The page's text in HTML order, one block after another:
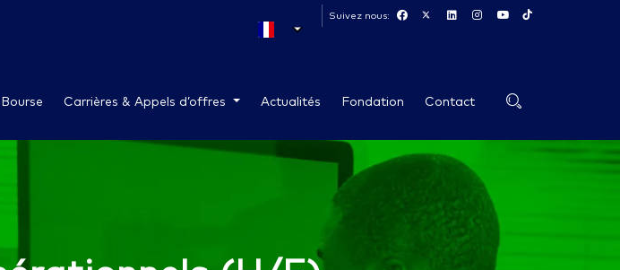
Suivez nous:
Bourse Carrières & Appels d’offres Actualités Fondation Contact